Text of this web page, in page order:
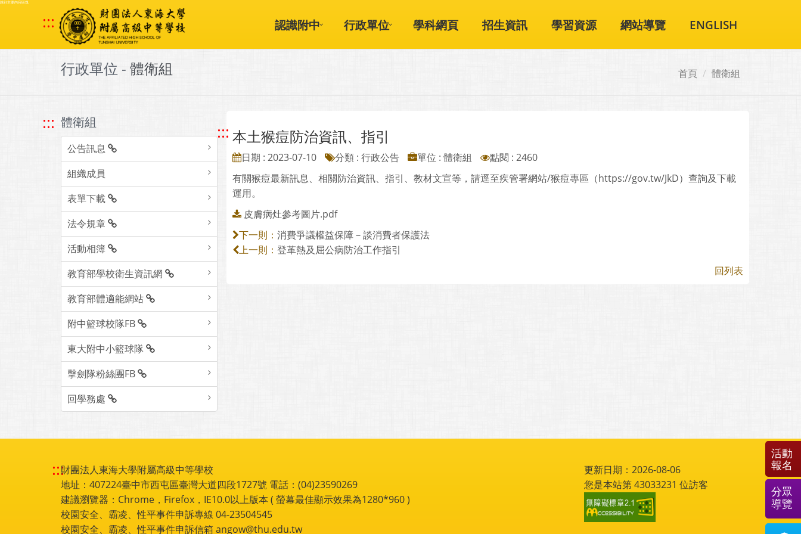
跳到主要內容區塊
::: 認識附中 行政單位 學科網頁 招生資訊 學習資源 網站導覽 ENGLISH
行政單位 - 體衛組 首頁 體衛組
::: 體衛組
公告訊息
組織成員
表單下載
法令規章
活動相簿
教育部學校衛生資訊網
教育部體適能網站
附中籃球校隊FB
東大附中小籃球隊
擊劍隊粉絲團FB
回學務處
::: 本土猴痘防治資訊、指引
日期 : 2023-07-10 分類 : 行政公告 單位 : 體衛組
點閱 : 2460
有關猴痘最新訊息、相關防治資訊、指引、教材文宣等，請逕至疾管署網站/猴痘專區（https://gov.tw/JkD）查詢及下載
運用。
皮膚病灶參考圖片.pdf
下一則： 消費爭議權益保障－談消費者保護法
上一則： 登革熱及屈公病防治工作指引
回列表
:::財團法人東海大學附屬高級中等學校
地址：407224臺中市西屯區臺灣大道四段1727號 電話：(04)23590269
建議瀏覽器：Chrome，Firefox，IE10.0以上版本 ( 螢幕最佳顯示效果為1280*960 )
校園安全、霸凌、性平事件申訴專線 04-23504545
校園安全、霸凌、性平事件申訴信箱 angow@thu.edu.tw
更新日期：2026-08-06
您是本站第43033231 位訪客
活動
報名
分眾
導覽